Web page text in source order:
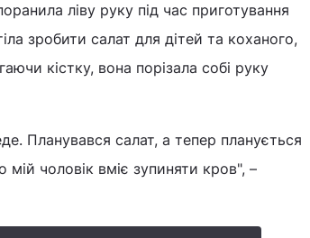
ліву руку під час приготування
зробити салат для дітей та коханого,
кістку, вона порізала собі руку
Планувався салат, а тепер планується
чоловік вміє зупиняти кров", –